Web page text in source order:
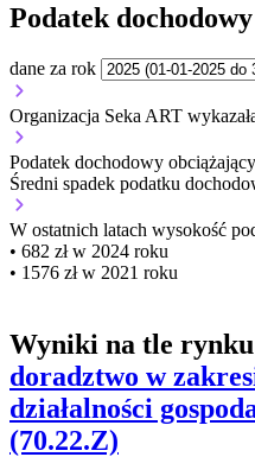
Podatek dochodowy
dane za rok
Organizacja Seka ART
Podatek dochodowy
Średni spadek podatku
W ostatnich latach wysokość
• 682 zł w 2024 roku
• 1576 zł w 2021 roku
Wyniki na tle rynku
doradztwo w
działalności
(70.22.Z)